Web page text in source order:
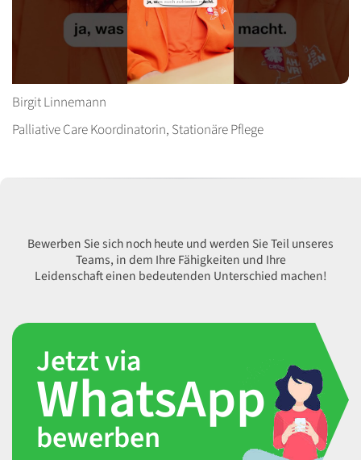
Birgit Linnemann
Palliative Care Koordinatorin, Stationäre Pflege
Bewerben Sie sich noch heute und werden Sie Teil unseres
Teams, in dem Ihre Fähigkeiten und Ihre
Leidenschaft einen bedeutenden Unterschied machen!
Jetzt via
WhatsApp
bewerben